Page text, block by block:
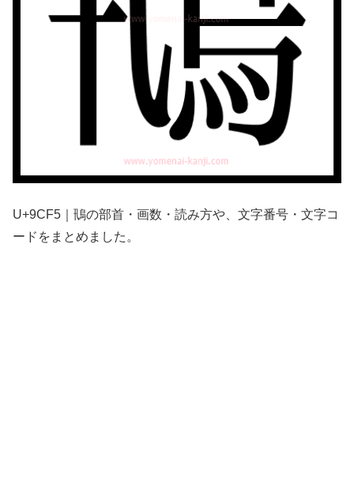
U+9CF5｜鳵の部首・画数・読み方や、文字番号・文字コ
ードをまとめました。